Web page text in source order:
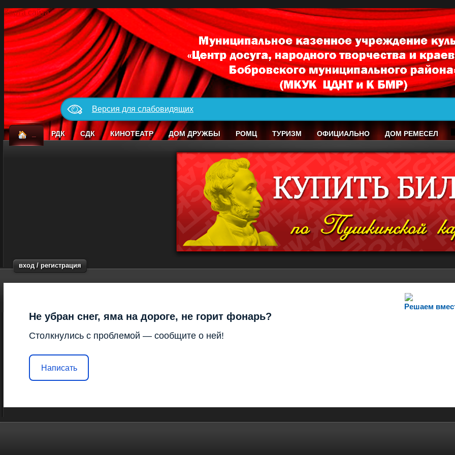
Карта сайта
Версия для слабовидящих
РДК СДК КИНОТЕАТР ДОМ ДРУЖБЫ РОМЦ ТУРИЗМ ОФИЦИАЛЬНО ДОМ РЕМЕСЕЛ
вход / регистрация
Решаем
Не убран снег, яма на дороге, не горит фонарь?
Столкнулись с проблемой — сообщите о ней!
Написать